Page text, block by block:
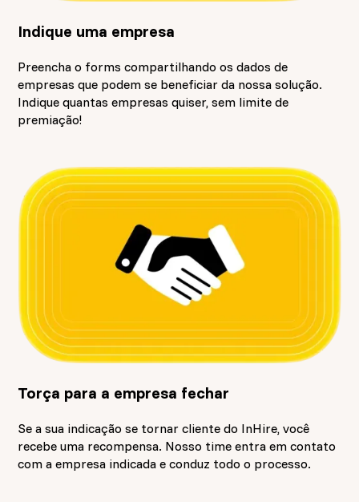
Indique uma empresa
Preencha o forms compartilhando os dados de
empresas que podem se beneficiar da nossa solução.
Indique quantas empresas quiser, sem limite de
premiação!
Torça para a empresa fechar
Se a sua indicação se tornar cliente do InHire, você
recebe uma recompensa. Nosso time entra em contato
com a empresa indicada e conduz todo o processo.